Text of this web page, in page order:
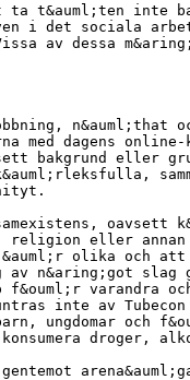
ta t&auml;ten inte
i det sociala
av dessa
n&auml;that
med dagens
bakgrund eller
eller annan
olika och att
n&aring;got slag
varandra
inte av
ungdomar och
konsumera